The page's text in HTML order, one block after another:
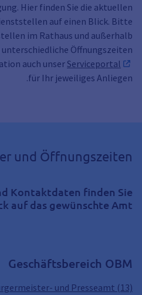
Hier finden Sie die aktuellen
auf einen Blick. Bitte
im Rathaus und außerhalb
unterschiedliche Öffnungszeiten.
auch unserServiceportal
für Ihr jeweiliges Anliegen.
und Öffnungszeiten
Kontaktdaten finden Sie
auf das gewünschte Amt.
Geschäftsbereich OBM
und Presseamt (13)